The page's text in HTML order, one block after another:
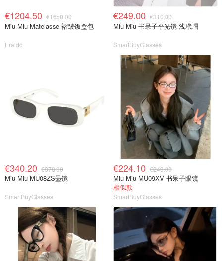
€1204.50 €1650.00
Miu Miu Matelasse 褶皱饭盒包
Eraldo
€249.00 €310.00
Miu Miu 书呆子平光镜 浅玳瑁
SmartBuyGlasses
€340.20 €378.00
Miu Miu MU08ZS墨镜
SmartBuyGlasses
€224.10 €249.00
Miu Miu MU09XV 书呆子眼镜
相似款
SmartBuyGlasses